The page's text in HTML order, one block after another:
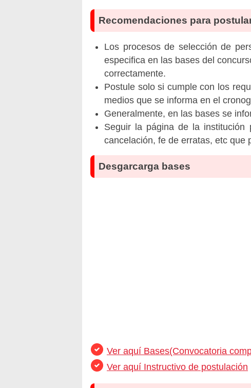
Recomendaciones para
Los procesos de selección de
especifica en las bases del
correctamente.
Postule solo si cumple con los
medios que se informa en el
Generalmente, en las bases se
Seguir la página de la institución
cancelación, fe de erratas, etc que
Desgarcarga bases
Ver aquí Bases(Convocatoria
Ver aquí Instructivo de postulación